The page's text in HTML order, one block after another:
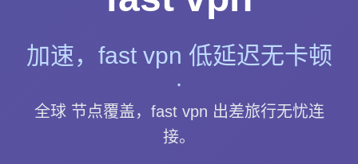
加速，fast vpn 低延迟无卡顿
·
全球 节点覆盖，fast vpn 出差旅行无忧连
接。